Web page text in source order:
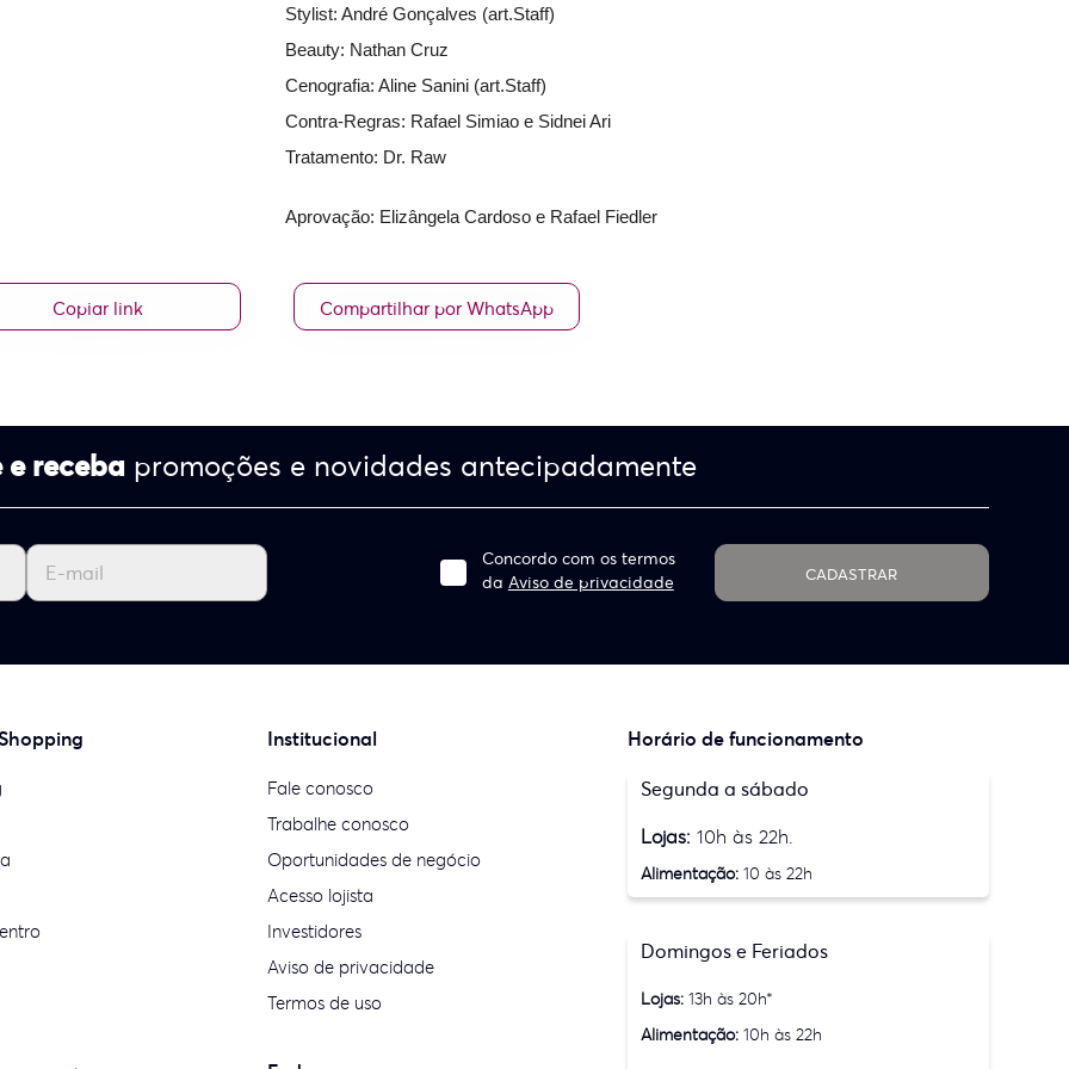
Stylist: André Gonçalves (art.Staff)
Beauty: Nathan Cruz
Cenografia: Aline Sanini (art.Staff)
Contra-Regras: Rafael Simiao e Sidnei Ari
Tratamento: Dr. Raw
Aprovação: Elizângela Cardoso e Rafael Fiedler
Copiar link Compartilhar por WhatsApp
receba promoções e novidades antecipadamente
Concordo com os termos
da Aviso de privacidade CADASTRAR
Institucional
Fale conosco
Trabalhe conosco
Oportunidades de negócio
Acesso lojista
Investidores
Aviso de privacidade
Termos de uso
Horário de funcionamento
Segunda a sábado
Lojas:10h às 22h.
Alimentação: 10 às 22h
Domingos e Feriados
Lojas:13h às 20h*
Alimentação: 10h às 22h